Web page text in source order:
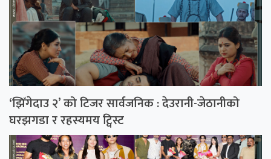
‘झिँगेदाउ २’ को टिजर सार्वजनिक : देउरानी-जेठानीको
घरझगडा र रहस्यमय ट्विस्ट